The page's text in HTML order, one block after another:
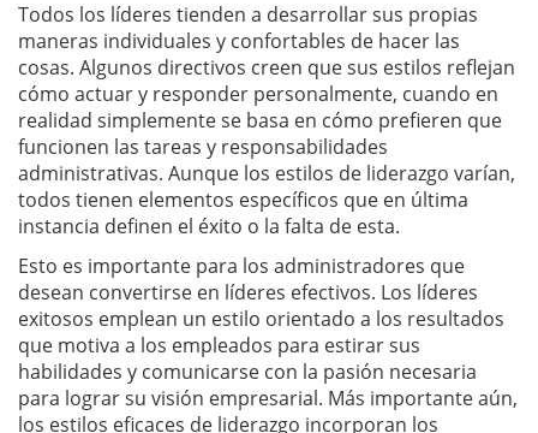
Todos los líderes tienden a desarrollar sus propias
maneras individuales y confortables de hacer las
cosas. Algunos directivos creen que sus estilos reflejan
cómo actuar y responder personalmente, cuando en
realidad simplemente se basa en cómo prefieren que
funcionen las tareas y responsabilidades
administrativas. Aunque los estilos de liderazgo varían,
todos tienen elementos específicos que en última
instancia definen el éxito o la falta de esta.
Esto es importante para los administradores que
desean convertirse en líderes efectivos. Los líderes
exitosos emplean un estilo orientado a los resultados
que motiva a los empleados para estirar sus
habilidades y comunicarse con la pasión necesaria
para lograr su visión empresarial. Más importante aún,
los estilos eficaces de liderazgo incorporan los